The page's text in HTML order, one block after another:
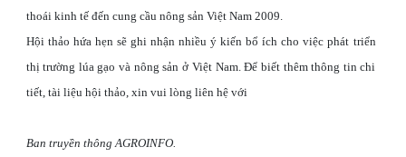
thoái kinh tế đến cung cầu nông sản Việt Nam 2009.
Hội thảo hứa hẹn sẽ ghi nhận nhiều ý kiến bổ ích cho việc phát triển
thị trường lúa gạo và nông sản ở Việt Nam. Để biết thêm thông tin chi
tiết, tài liệu hội thảo, xin vui lòng liên hệ với
Ban truyền thông AGROINFO.